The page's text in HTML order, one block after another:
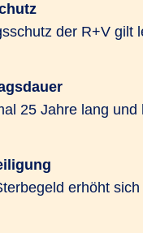
der R+V gilt
25 Jahre lang
erhöht